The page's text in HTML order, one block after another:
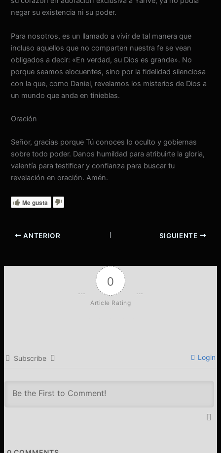
negar su existencia ni su poder.
Para nosotros, es un llamado a vivir de tal manera que
incluso aquellos que no comparten nuestra fe se vean
obligados a decir: «En verdad, su Dios es grande». No
porque seamos elocuentes, sino por la fidelidad silenciosa
con la que, como Daniel, revelamos los misterios de Dios a
un mundo que anda en tinieblas.
Oración
Señor, gracias porque Tú conoces lo oculto y gobiernas
sobre todo poder. Danos humildad para atribuirte la gloria,
valentía para testificar y confianza para buscar tu
revelación en oración. Amén.
Me gusta
ANTERIOR SIGUIENTE
0
Article Rating
Subscribe Login